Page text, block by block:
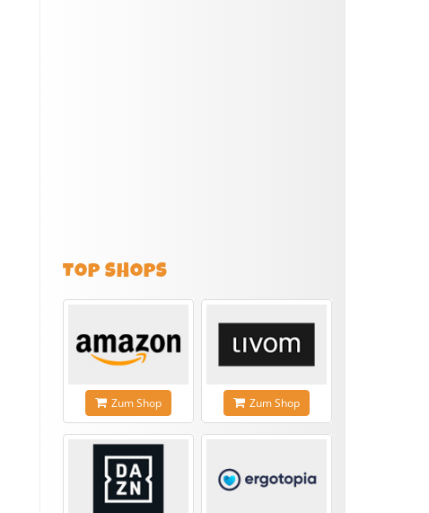
TOP SHOPS
Zum Shop Zum Shop